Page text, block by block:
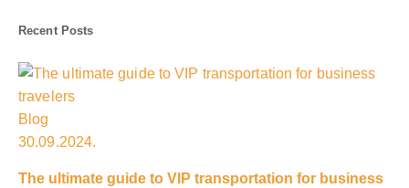
Recent Posts
Blog
30.09.2024.
The ultimate guide to VIP transportation for business